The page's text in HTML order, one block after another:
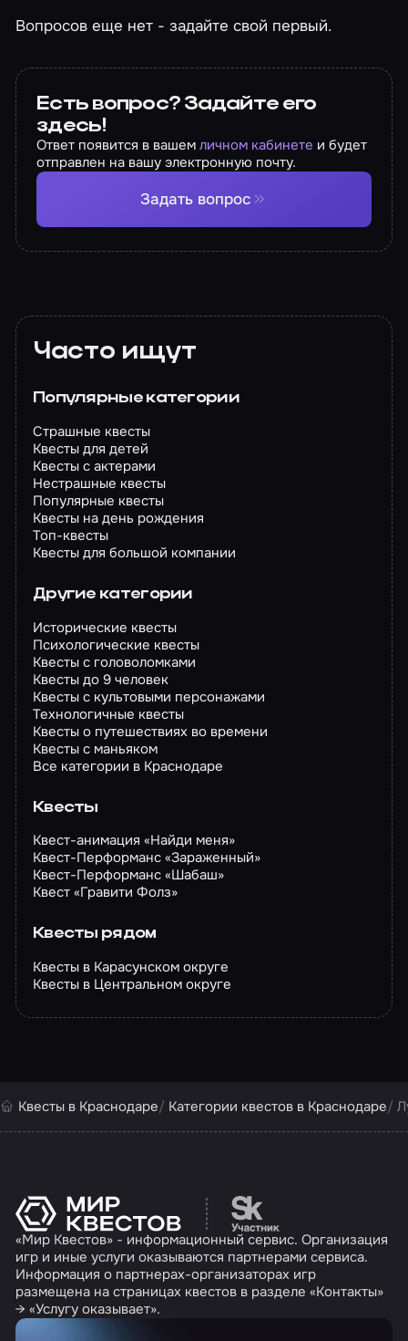
Вопросов еще нет - задайте свой первый.
Есть вопрос? Задайте его
здесь!
Ответ появится в вашемличном кабинете и будет
отправлен на вашу электронную почту.
Задать вопрос
Часто ищут
Популярные категории
Страшные квесты
Квесты для детей
Квесты с актерами
Нестрашные квесты
Популярные квесты
Квесты на день рождения
Топ-квесты
Квесты для большой компании
Другие категории
Исторические квесты
Психологические квесты
Квесты с головоломками
Квесты до 9 человек
Квесты с культовыми персонажами
Технологичные квесты
Квесты о путешествиях во времени
Квесты с маньяком
Все категории в Краснодаре
Квесты
Квест-анимация «Найди меня»
Квест-Перформанс «Зараженный»
Квест-Перформанс «Шабаш»
Квест «Гравити Фолз»
Квесты рядом
Квесты в Карасунском округе
Квесты в Центральном округе
Квесты в Краснодаре Категории квестов в Краснодаре
Перейти на сайт
«Мир Квестов» - информационный сервис. Организация
игр и иные услуги оказываются партнерами сервиса.
Информация о партнерах-организаторах игр
размещена на страницах квестов в разделе «Контакты»
→ «Услугу оказывает».